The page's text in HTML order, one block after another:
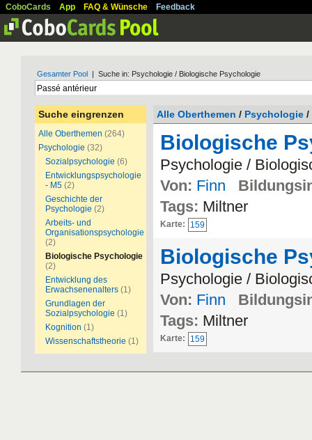
CoboCards App FAQ & Wünsche Feedback
Gesamter Pool | Suche in: Psychologie / Biologische Psychologie
Suche eingrenzen
Alle Oberthemen (264)
Psychologie (32)
Sozialpsychologie (6)
Entwicklungspsychologie
- M5 (2)
Geschichte der
Psychologie (2)
Arbeits- und
Organisationspsychologie
(2)
Biologische Psychologie
(2)
Entwicklung des
Erwachsenenalters (1)
Grundlagen der
Sozialpsychologie (1)
Kognition (1)
Wissenschaftstheorie (1)
Alle Oberthemen / Psychologie /
Biologische
Psychologie /
Von: Finn
Tags: Miltner
Karte: 159
Biologische
Psychologie /
Von: Finn
Tags: Miltner
Karte: 159